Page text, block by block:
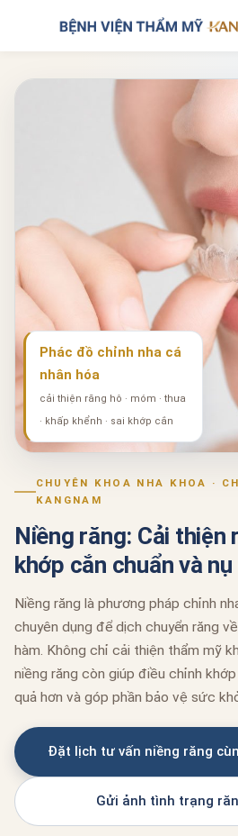
CHUYÊN KHOA NHA KHOA ·
KANGNAM
Niềng răng: Cải thiện
khớp cắn chuẩn và
Niềng răng là phương pháp chỉnh
chuyên dụng để dịch chuyển răng
hàm. Không chỉ cải thiện thẩm mỹ
niềng răng còn giúp điều chỉnh
quả hơn và góp phần bảo vệ sức
Đặt lịch tư vấn niềng răng
Gửi ảnh tình trạng
Phác đồ chỉnh nha cá
nhân hóa
cải thiện răng hô · móm · thưa
· khấp khểnh · sai khớp cắn